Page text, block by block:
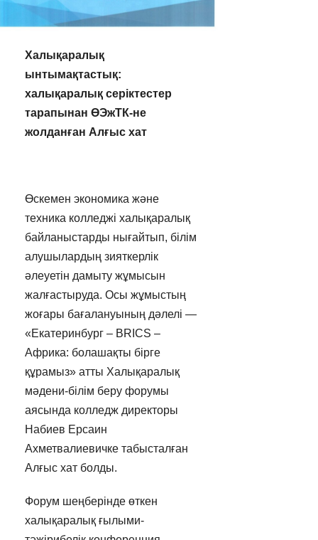
Халықаралық
ынтымақтастық:
халықаралық серіктестер
тарапынан ӨЭжТК-не
жолданған Алғыс хат
Өскемен экономика және
техника колледжі халықаралық
байланыстарды нығайтып, білім
алушылардың зияткерлік
әлеуетін дамыту жұмысын
жалғастыруда. Осы жұмыстың
жоғары бағалануының дәлелі —
«Екатеринбург – BRICS –
Африка: болашақты бірге
құрамыз» атты Халықаралық
мәдени-білім беру форумы
аясында колледж директоры
Набиев Ерсаин
Ахметвалиевичке табысталған
Алғыс хат болды.
Форум шеңберінде өткен
халықаралық ғылыми-